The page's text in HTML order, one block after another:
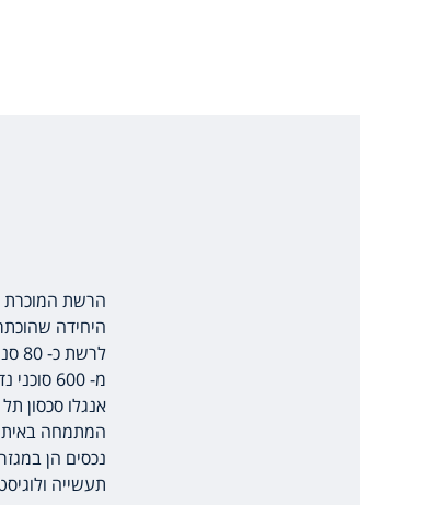
הרשת המוכרת
היחידה
לרשת כ- 80 סניפים בפריסה ארצית מאילת ועד ראש פינה, המופעלים ע"י זכיינים עצמאיים ומעסיקה למעלה
מ- 600 סוכני נדל"ן מהשורה הראשונה בתחום.
אנגלו סכסון
המתמחה
נכסים הן
תעשייה